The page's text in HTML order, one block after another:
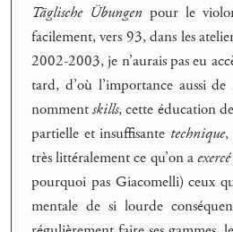
Täglische Übungen pour le
facilement, vers 93, dans les
2002-2003, je n’aurais pas eu
tard, d’où l’importance aussi
nommentskills, cette éducation
partielle et insuffisante technique,
très littéralement ce qu’on aexercé
pourquoi pas Giacomelli) ceux
mentale de si lourde